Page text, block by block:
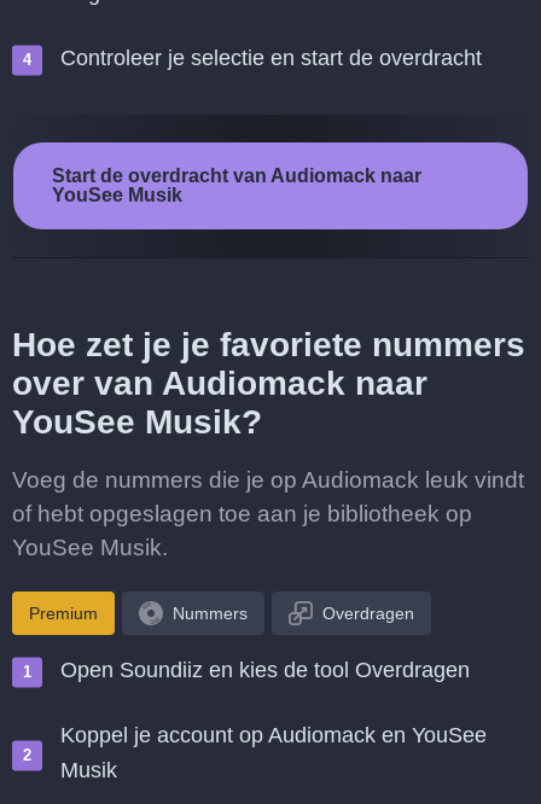
Controleer je selectie en start de overdracht
Start de overdracht van Audiomack naar
YouSee Musik
Hoe zet je je favoriete nummers
over van Audiomack naar
YouSee Musik?
Voeg de nummers die je op Audiomack leuk vindt
of hebt opgeslagen toe aan je bibliotheek op
YouSee Musik.
Premium Nummers Overdragen
Open Soundiiz en kies de tool Overdragen
Koppel je account op Audiomack en YouSee
Musik